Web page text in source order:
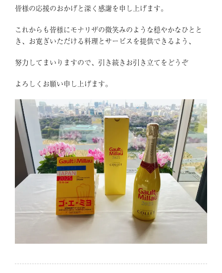
皆様の応援のおかげと深く感謝を申し上げます。
これからも皆様にモナリザの微笑みのような穏やかなひとと
き、お寛ぎいただける料理とサービスを提供できるよう、
努力してまいりますので、引き続きお引き立てをどうぞ
よろしくお願い申し上げます。